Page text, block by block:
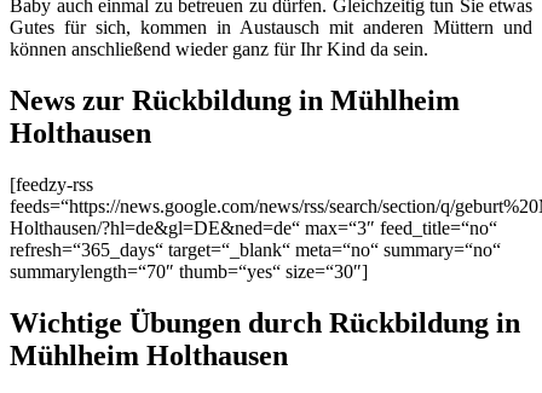
Baby auch einmal zu betreuen zu dürfen. Gleichzeitig tun Sie etwas
Gutes für sich, kommen in Austausch mit anderen Müttern und
können anschließend wieder ganz für Ihr Kind da sein.
News zur Rückbildung in Mühlheim
Holthausen
[feedzy-rss
feeds=“https://news.google.com/news/rss/search/section/q/
Holthausen/?hl=de&gl=DE&ned=de“ max=“3″ feed_title=“no“
refresh=“365_days“ target=“_blank“ meta=“no“ summary=“no“
summarylength=“70″ thumb=“yes“ size=“30″]
Wichtige Übungen durch Rückbildung in
Mühlheim Holthausen